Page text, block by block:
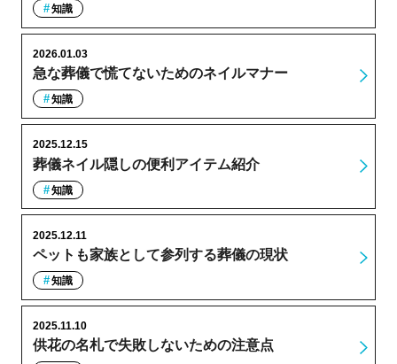
知識
急な葬儀で慌てないためのネイルマナー
2026.01.03
知識
葬儀ネイル隠しの便利アイテム紹介
2025.12.15
知識
ペットも家族として参列する葬儀の現状
2025.12.11
知識
供花の名札で失敗しないための注意点
2025.11.10